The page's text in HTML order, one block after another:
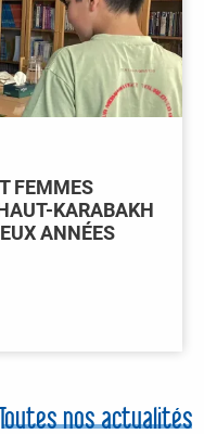
FEMMES
KARABAKH
ANNÉES
Toutes nos actualités